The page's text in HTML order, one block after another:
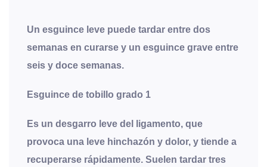
Un esguince leve puede tardar entre dos
semanas en curarse y un esguince grave entre
seis y doce semanas.
Esguince de tobillo grado 1
Es un desgarro leve del ligamento, que
provoca una leve hinchazón y dolor, y tiende a
recuperarse rápidamente. Suelen tardar tres